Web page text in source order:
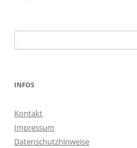
nach:
INFOS
Kontakt
Impressum
Datenschutzhinweise